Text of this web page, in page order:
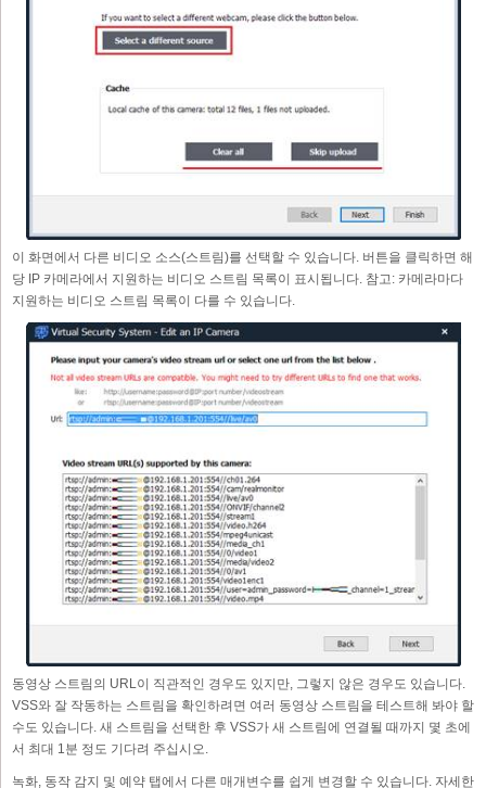
이 화면에서 다른 비디오 소스(스트림)를 선택할 수 있습니다. 버튼을 클릭하면 해
당 IP 카메라에서 지원하는 비디오 스트림 목록이 표시됩니다. 참고: 카메라마다
지원하는 비디오 스트림 목록이 다를 수 있습니다.
동영상 스트림의 URL이 직관적인 경우도 있지만, 그렇지 않은 경우도 있습니다.
VSS와 잘 작동하는 스트림을 확인하려면 여러 동영상 스트림을 테스트해 봐야 할
수도 있습니다. 새 스트림을 선택한 후 VSS가 새 스트림에 연결될 때까지 몇 초에
서 최대 1분 정도 기다려 주십시오.
녹화, 동작 감지 및 예약 탭에서 다른 매개변수를 쉽게 변경할 수 있습니다. 자세한